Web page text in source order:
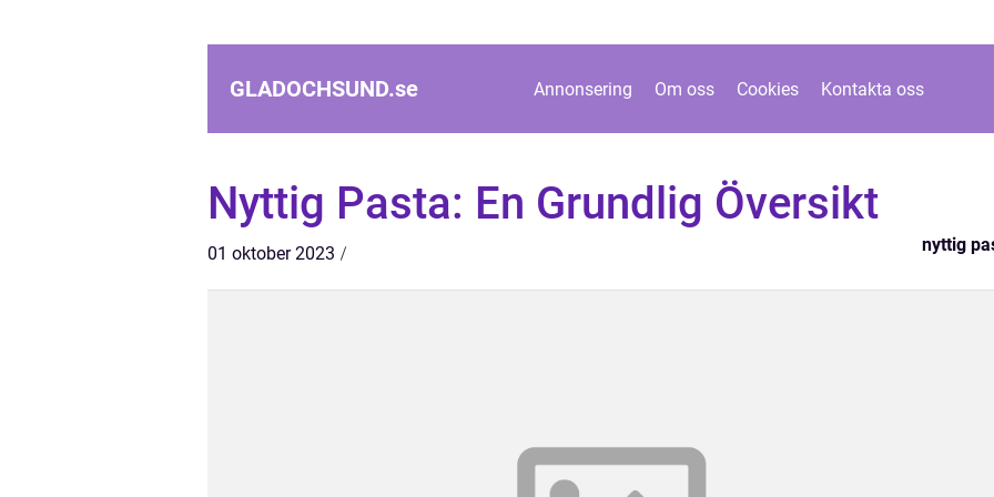
GLADOCHSUND.se Annonsering Om oss Cookies Kontakta oss
Nyttig Pasta: En Grundlig Översikt
01 oktober 2023 nyttig